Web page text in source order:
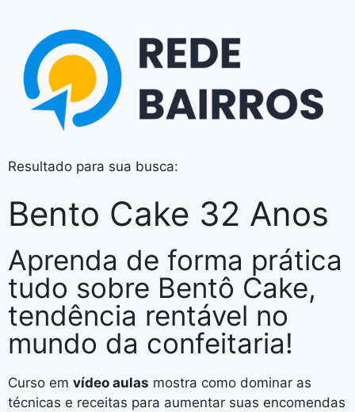
Resultado para sua busca:
Bento Cake 32 Anos
Aprenda de forma prática
tudo sobre Bentô Cake,
tendência rentável no
mundo da confeitaria!
Curso em vídeo aulas mostra como dominar as
técnicas e receitas para aumentar suas encomendas